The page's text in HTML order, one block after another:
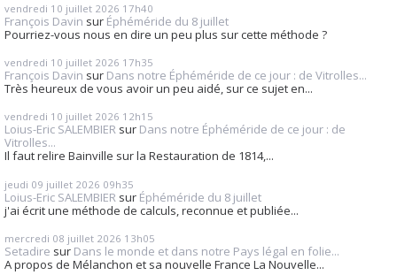
vendredi 10 juillet 2026 17h40
François Davin sur Éphéméride du 8 juillet
Pourriez-vous nous en dire un peu plus sur cette méthode ?
vendredi 10 juillet 2026 17h35
François Davin sur Dans notre Éphéméride de ce jour : de Vitrolles...
Très heureux de vous avoir un peu aidé, sur ce sujet en...
vendredi 10 juillet 2026 12h15
Loius-Eric SALEMBIER sur Dans notre Éphéméride de ce jour : de
Vitrolles...
Il faut relire Bainville sur la Restauration de 1814,...
jeudi 09 juillet 2026 09h35
Loius-Eric SALEMBIER sur Éphéméride du 8 juillet
j'ai écrit une méthode de calculs, reconnue et publiée...
mercredi 08 juillet 2026 13h05
Setadire sur Dans le monde et dans notre Pays légal en folie...
A propos de Mélanchon et sa nouvelle France La Nouvelle...